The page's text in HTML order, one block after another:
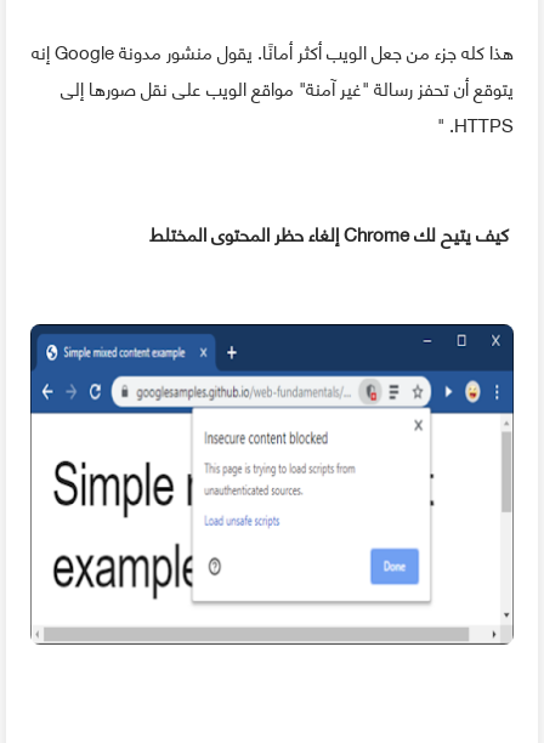
هذا كله جزء من جعل الويب أكثر أمانًا. يقول منشور مدونة Google إنه
يتوقع أن تحفز رسالة "غير آمنة" مواقع الويب على نقل صورها إلى
HTTPS. "
كيف يتيح لك Chrome إلغاء حظر المحتوى المختلط